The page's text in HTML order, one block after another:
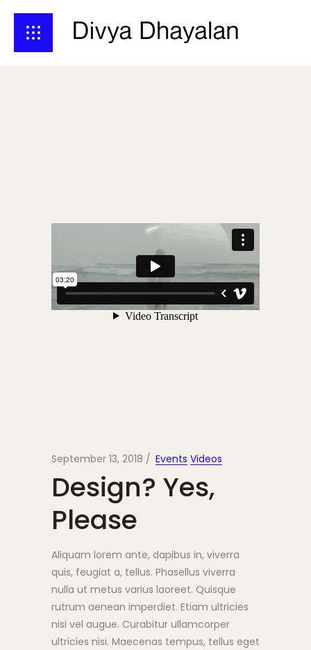
September 13, 2018 Events Videos
Design? Yes,
Please
Aliquam lorem ante, dapibus in, viverra
quis, feugiat a, tellus. Phasellus viverra
nulla ut metus varius laoreet. Quisque
rutrum aenean imperdiet. Etiam ultricies
nisi vel augue. Curabitur ullamcorper
ultricies nisi. Maecenas tempus, tellus eget